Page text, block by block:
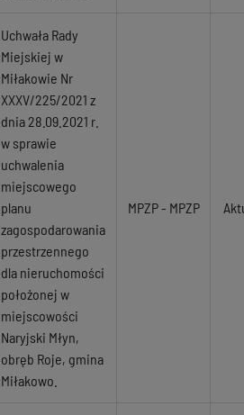
Uchwała Rady
Miejskiej w
Miłakowie Nr
XXXV/225/2021 z
dnia 28.09.2021 r.
w sprawie
uchwalenia
miejscowego
planu
zagospodarowania
przestrzennego
dla nieruchomości
położonej w
miejscowości
Naryjski Młyn,
obręb Roje, gmina
Miłakowo.
MPZP - MPZP